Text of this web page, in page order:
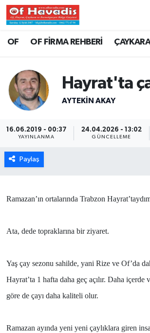
OF OF FİRMA REHBERİ
Hayrat'ta
AYTEKIN AKAY
16.06.2019 - 00:37
YAYINLANMA
24.04.2026 - 13:02
GÜNCELLEME
Paylaş
Ramazan’ın ortalarında Trabzon
Ata, dede topraklarına bir ziyaret.
Yaş çay sezonu sahilde, yani Rize ve Of’da
Hayrat’ta 1 hafta daha geç açılır. Daha içerde
göre de çayı daha kaliteli olur.
Ramazan ayında yeni yeni çaylıklara giren
Trabzon Nöbetçi Eczaneler
Trabzon Namaz Vakitleri
Trabzon Trafik Yoğunluk Haritası
Süper Lig Puan Durumu ve
Tüm Manşetler